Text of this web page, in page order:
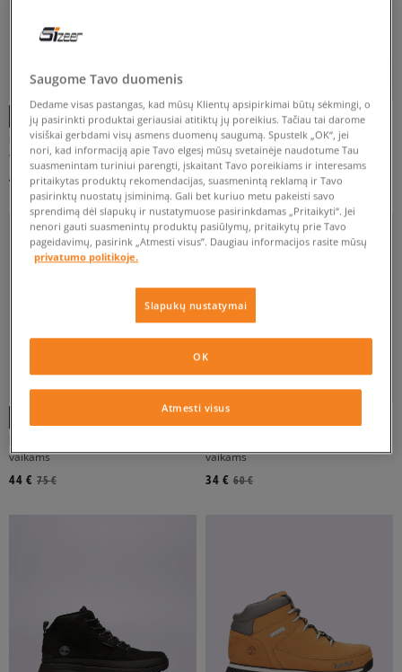
BE UŽSEGIMO
PLOKŠČIAS SPORTINIS
ŽIEMOS
FILTRUOTI
PUMA EVOLVE BOOT PURETEX
AC+PS
vaikams
80 €
47 €
ADIDAS SUPERSTAR 360 WTR BOOT I
vaikams
75 €
44 €
AC+INF
vaikams
75 €
44 €
vaikams
60 €
34 €
Saugome Tavo duomenis
Dedame visas pastangas, kad mūsų Klientų apsipirkimai būtų sėkmingi, o
jų pasirinkti produktai geriausiai atitiktų jų poreikius. Tačiau tai darome
visiškai gerbdami visų asmens duomenų saugumą. Spustelk „OK“, jei
nori, kad informaciją apie Tavo elgesį mūsų svetainėje naudotume Tau
suasmenintam turiniui parengti, įskaitant Tavo poreikiams ir interesams
pritaikytas produktų rekomendacijas, suasmenintą reklamą ir Tavo
pasirinktų nuostatų įsiminimą. Gali bet kuriuo metu pakeisti savo
sprendimą dėl slapukų ir nustatymuose pasirinkdamas „Pritaikyti“. Jei
nenori gauti suasmenintų produktų pasiūlymų, pritaikytų prie Tavo
pageidavimų, pasirink „Atmesti visus”. Daugiau informacijos rasite mūsų
privatumo politikoje.
Slapukų nustatymai
Atmesti visus
OK